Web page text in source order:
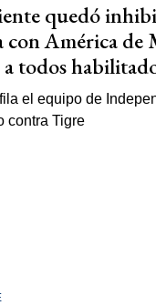
quedó
con América de
todos